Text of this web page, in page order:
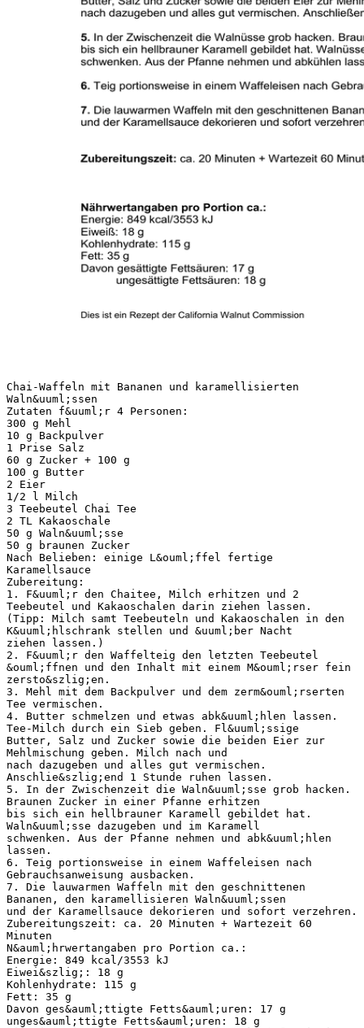
Chai-Waffeln mit Bananen und karamellisierten
Waln&uuml;ssen
Zutaten f&uuml;r 4 Personen:
300 g Mehl
10 g Backpulver
1 Prise Salz
60 g Zucker + 100 g
100 g Butter
2 Eier
1/2 l Milch
3 Teebeutel Chai Tee
2 TL Kakaoschale
50 g Waln&uuml;sse
50 g braunen Zucker
Nach Belieben: einige L&ouml;ffel fertige
Karamellsauce
Zubereitung:
1. F&uuml;r den Chaitee, Milch erhitzen und 2
Teebeutel und Kakaoschalen darin ziehen lassen.
(Tipp: Milch samt Teebeuteln und Kakaoschalen in den
K&uuml;hlschrank stellen und &uuml;ber Nacht
ziehen lassen.)
2. F&uuml;r den Waffelteig den letzten Teebeutel
&ouml;ffnen und den Inhalt mit einem M&ouml;rser fein
zersto&szlig;en.
3. Mehl mit dem Backpulver und dem zerm&ouml;rserten
Tee vermischen.
4. Butter schmelzen und etwas abk&uuml;hlen lassen.
Tee-Milch durch ein Sieb geben. Fl&uuml;ssige
Butter, Salz und Zucker sowie die beiden Eier zur
Mehlmischung geben. Milch nach und
nach dazugeben und alles gut vermischen.
Anschlie&szlig;end 1 Stunde ruhen lassen.
5. In der Zwischenzeit die Waln&uuml;sse grob hacken.
Braunen Zucker in einer Pfanne erhitzen
bis sich ein hellbrauner Karamell gebildet hat.
Waln&uuml;sse dazugeben und im Karamell
schwenken. Aus der Pfanne nehmen und abk&uuml;hlen
lassen.
6. Teig portionsweise in einem Waffeleisen nach
Gebrauchsanweisung ausbacken.
7. Die lauwarmen Waffeln mit den geschnittenen
Bananen, den karamellisieren Waln&uuml;ssen
und der Karamellsauce dekorieren und sofort verzehren.
Zubereitungszeit: ca. 20 Minuten + Wartezeit 60
Minuten
N&auml;hrwertangaben pro Portion ca.:
Energie: 849 kcal/3553 kJ
Eiwei&szlig;: 18 g
Kohlenhydrate: 115 g
Fett: 35 g
Davon ges&auml;ttigte Fetts&auml;uren: 17 g
unges&auml;ttigte Fetts&auml;uren: 18 g